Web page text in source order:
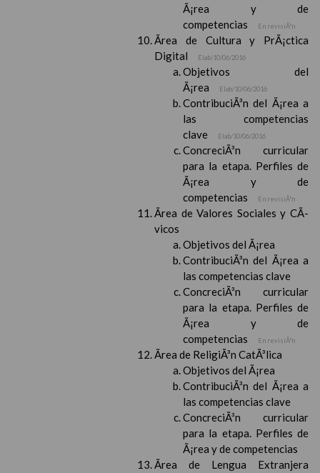
Ã¡rea y de
competencias
En revisiÃ³n
Ãrea de Cultura y PrÃ¡ctica
Digital
Elab/10/06/2016
Objetivos del
Ã¡rea
Elab/10/06/2016
ContribuciÃ³n del Ã¡rea a
las competencias
clave
Elab/10/06/2016
ConcreciÃ³n curricular
para la etapa. Perfiles de
Ã¡rea y de
competencias
En revisiÃ³n
Ãrea de Valores Sociales y CÃ­
vicos
Objetivos del Ã¡rea
ContribuciÃ³n del Ã¡rea a
las competencias clave
ConcreciÃ³n curricular
para la etapa. Perfiles de
Ã¡rea y de
competencias
En revisiÃ³n
Ãrea de ReligiÃ³n CatÃ³lica
Objetivos del Ã¡rea
ContribuciÃ³n del Ã¡rea a
las competencias clave
ConcreciÃ³n curricular
para la etapa. Perfiles de
Ã¡rea y de competencias
Ãrea de Lengua Extranjera